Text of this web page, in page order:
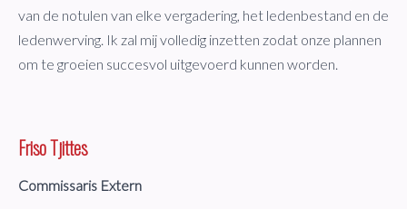
van de notulen van elke vergadering, het ledenbestand en de
ledenwerving. Ik zal mij volledig inzetten zodat onze plannen
om te groeien succesvol uitgevoerd kunnen worden.
Friso Tjittes
Commissaris Extern